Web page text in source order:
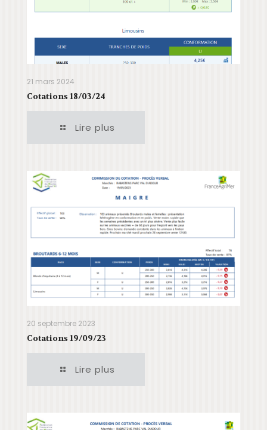
21 mars 2024
Cotations 18/03/24
Lire plus
20 septembre 2023
Cotations 19/09/23
Lire plus